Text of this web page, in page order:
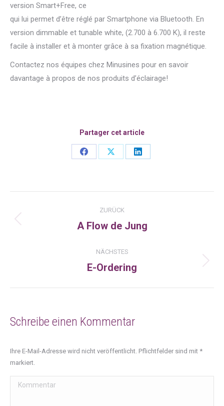
version Smart+Free, ce
qui lui permet d’être réglé par Smartphone via Bluetooth. En
version dimmable et tunable white, (2.700 à 6.700 K), il reste
facile à installer et à monter grâce à sa fixation magnétique.
Contactez nos équipes chez Minusines pour en savoir
davantage à propos de nos produits d’éclairage!
Partager cet article
Share
Share
Share
Kommentarnavigation
ZURÜCK
Vorheriger
A Flow de Jung
NÄCHSTES
Nächster
E-Ordering
Schreibe einen Kommentar
Ihre E-Mail-Adresse wird nicht veröffentlicht. Pflichtfelder sind mit *
markiert.
Kommentar